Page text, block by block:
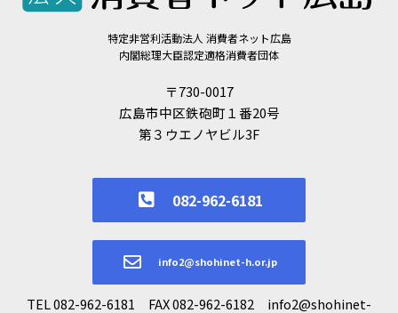
特定非営利活動法人 消費者ネット広島
内閣総理大臣認定適格消費者団体
〒730-0017
広島市中区鉄砲町１番20号
第３ウエノヤビル3F
082-962-6181
info2@shohinet-h.or.jp
TEL 082-962-6181 FAX 082-962-6182 info2@shohinet-